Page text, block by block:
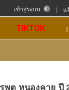
แ
เข้าสู่ระบบ
TIKTOK
ต หนองคาย ปี